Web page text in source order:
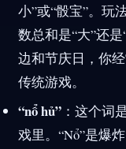
小”或“骰宝”。玩
数总和是“大”还
边和节庆日，你
传统游戏。
“nổ hủ” ：这个词
戏里。“Nổ”是爆